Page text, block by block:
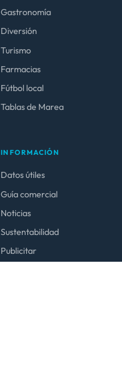
Gastronomía
Diversión
Turismo
Farmacias
Fútbol local
Tablas de Marea
INFORMACIÓN
Datos útiles
Guía comercial
Noticias
Sustentabilidad
Publicitar